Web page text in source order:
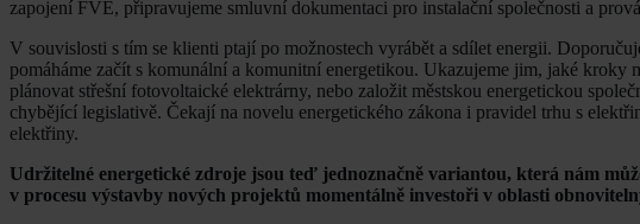
zapojení FVE, připravujeme smluvní dokumentaci pro instalační společnosti a
V souvislosti s tím se klienti ptají po možnostech vyrábět a sdílet energii.
pomáháme začít s komunální a komunitní energetikou. Ukazujeme jim, jaké
plánovat střešní fotovoltaické elektrárny, nebo založit městskou energetickou
chybějící legislativě. Čekají na novelu energetického zákona i pravidel trhu s
elektřiny.
Udržitelné energetické zdroje jsou teď jednoznačně variantou, která nám
v procesu výstavby nových projektů momentálně investoři v oblasti